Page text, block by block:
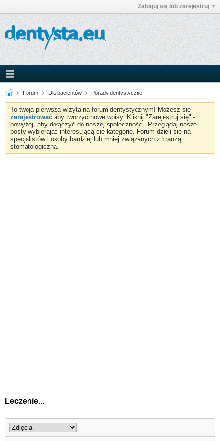
Zaloguj się lub zarejestruj
Forum Dla pacjentów Porady dentystyczne
To twoja pierwsza wizyta na forum dentystycznym! Możesz się
zarejestrować aby tworzyć nowe wpisy. Kliknij "Zarejestruj się" -
powyżej, aby dołączyć do naszej społeczności. Przeglądaj nasze
posty wybierając interesującą cię kategorię. Forum dzieli się na
specjalistów i osoby bardziej lub mniej związanych z branżą
stomatologiczną.
Leczenie...